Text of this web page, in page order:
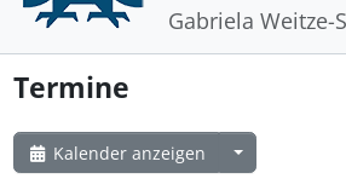
Gabriela Weitze-
Termine
Kalender anzeigen